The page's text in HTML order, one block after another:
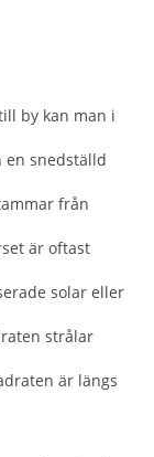
by kan man i
en snedställd
från
är oftast
solar eller
strålar
är längs